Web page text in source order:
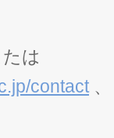
は
contact